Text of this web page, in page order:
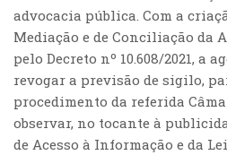
advocacia pública. Com a
Mediação e de Conciliação da
pelo Decreto nº 10.608/2021, a
revogar a previsão de sigilo,
procedimento da referida
observar, no tocante à
de Acesso à Informação e da